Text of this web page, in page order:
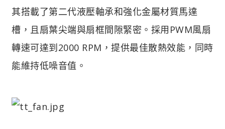
其搭載了第二代液壓軸承和強化金屬材質馬達
槽，且扇葉尖端與扇框間隙緊密。採用PWM風扇
轉速可達到2000 RPM，提供最佳散熱效能，同時
能維持低噪音值。